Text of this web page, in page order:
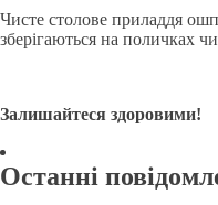
Чисте столове приладдя
зберігаються на поличках
Залишайтеся здоровими!
Останні